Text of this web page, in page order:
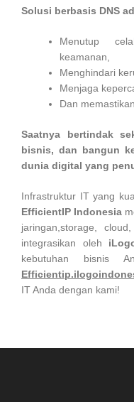
Solusi berbasis DNS
Menutup
keamanan,
Menghindari
Menjaga
Dan
Saatnya bertindak
bisnis, dan bangun
dunia digital yang
Infrastruktur IT yang
EfficientIP Indonesia
jaringan,storage,
integrasikan oleh
kebutuhan bisnis
IT Anda dengan kami!